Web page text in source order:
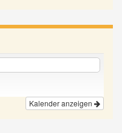
Kalender anzeigen